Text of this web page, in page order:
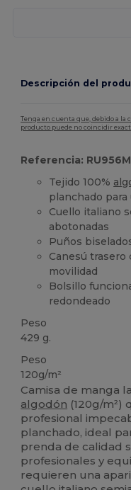
Descripción del
Tenga en cuenta que, debido a la
producto puede no coincidir
Referencia:
Tejido 100%
planchado
Cuello italiano
abotonadas
Puños
Canesú trasero
movilidad
Bolsillo
redondeado
Peso
429 g.
Peso
120g/m²
Camisa de manga
algodón (120g/m²)
profesional
planchado, ideal
prenda de calidad
profesionales y
requieren una